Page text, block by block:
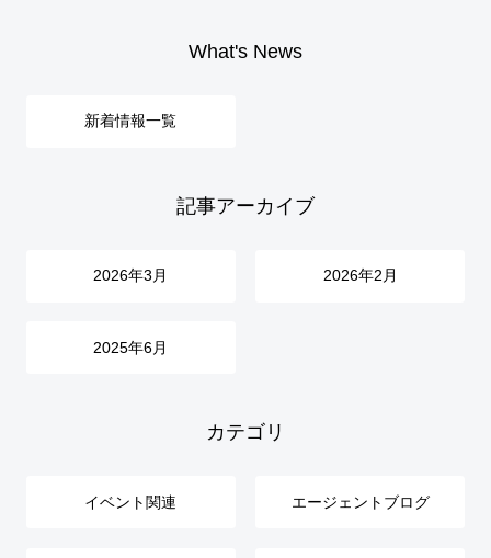
What's News
新着情報一覧
記事アーカイブ
2026年3月 2026年2月
2025年6月
カテゴリ
イベント関連 エージェントブログ